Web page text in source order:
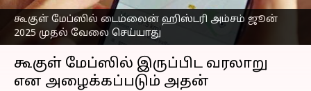
கூகுள் மேப்ஸில் டைம்லைன் ஹிஸ்டரி அம்சம் ஜூன்
2025 முதல் வேலை செய்யாது
செய்தி முன்னோட்டம்
கூகுள் மேப்ஸில் இருப்பிட வரலாறு
என அழைக்கப்படும் அதன்